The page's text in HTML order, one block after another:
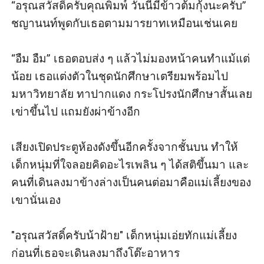
“อรุณสวัสดิ์ครับคุณพิมพ์ วันนี้มีข้าวต้มกุ้งนะครับ”
ชญานนท์พูดกับเธอตามมารยาทเหมือนเช่นเคย
“อืม อืม” เธอตอบส่ง ๆ แล้วไม่มองหน้าคนทำแม้แต่
น้อย เธอแต่งตัวในชุดนักศึกษาเตรียมพร้อมไป
มหาวิทยาลัย ทาปากแดง กระโปรงนักศึกษาสั้นเลย
เข่าขึ้นไป แถมยังผ่าข้างอีก
เสียงเปิดประตูห้องดังขึ้นอีกครั้งจากชั้นบน ทำให้
เด็กหนุ่มที่ใจลอยคิดอะไรเพลิน ๆ ได้สติขึ้นมา และ
คนที่เดินลงมาข้างล่างเป็นคนต่อมาคือแม่เลี้ยงของ
เขานั่นเอง
"อรุณสวัสดิ์ครับน้าฝ้าย" เด็กหนุ่มเอ่ยทักแม่เลี้ยง
ก่อนที่เธอจะเดินลงมาถึงโต๊ะอาหาร